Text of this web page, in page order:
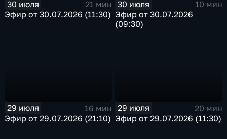
30 июля
21 мин
Эфир от 30.07.2026 (11:30)
30 июля
10 мин
Эфир от 30.07.2026
(09:30)
29 июля
16 мин
Эфир от 29.07.2026 (21:10)
29 июля
20 мин
Эфир от 29.07.2026 (11:30)